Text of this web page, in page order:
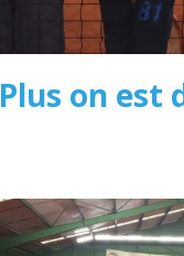
Plus on est